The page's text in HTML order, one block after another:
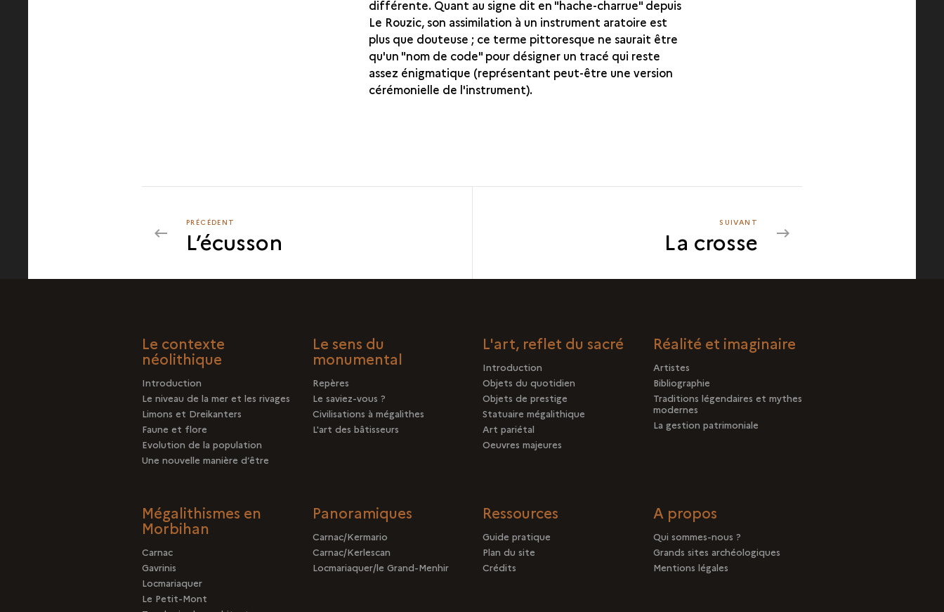
différente. Quant au signe dit en "hache-charrue" depuis
Le Rouzic, son assimilation à un instrument aratoire est
plus que douteuse ; ce terme pittoresque ne saurait être
qu'un "nom de code" pour désigner un tracé qui reste
assez énigmatique (représentant peut-être une version
cérémonielle de l'instrument).
PRÉCÉDENT
LA
PRÉCÉDENT
L’écusson
SUIVANT
LA
SUIVANT
La crosse
Le contexte
néolithique
Introduction
Le niveau de la mer et les rivages
Limons et Dreikanters
Faune et flore
Evolution de la population
Une nouvelle manière d’être
Le sens du
monumental
Repères
Le saviez-vous ?
Civilisations à mégalithes
L'art des bâtisseurs
L'art, reflet du sacré
Introduction
Objets du quotidien
Objets de prestige
Statuaire mégalithique
Art pariétal
Oeuvres majeures
Réalité et imaginaire
Artistes
Bibliographie
Traditions légendaires et mythes
modernes
La gestion patrimoniale
Mégalithismes en
Morbihan
Carnac
Gavrinis
Locmariaquer
Le Petit-Mont
Panoramiques
Carnac/Kermario
Carnac/Kerlescan
Locmariaquer/le Grand-Menhir
Ressources
Guide pratique
Plan du site
Crédits
A propos
Qui sommes-nous ?
Grands sites archéologiques
Mentions légales